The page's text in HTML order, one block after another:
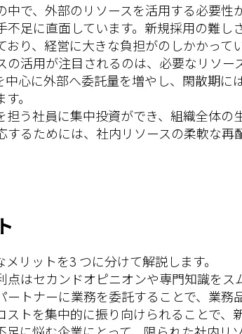
で、外部のリソースを活用する必要性
不足に直面しています。新規採用の難
り、経営に大きな負担がのしかかってい
の活用が注目されるのは、必要なリソ
中心に外部へ委託量を増やし、閑散期
。
う社員に集中投資ができ、組織全体の
るためには、社内リソースの柔軟な再
リットを3 つに分けて解説します。
はセカンドオピニオンや専門知識をス
トナーに業務を委託することで、業務
ストを集中的に振り向けられることで、